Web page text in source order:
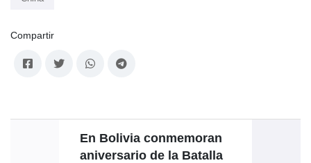
Compartir
En Bolivia conmemoran
aniversario de la Batalla